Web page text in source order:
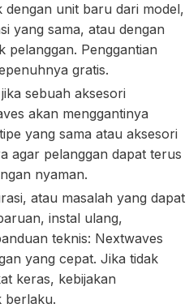
dengan unit baru dari model,
yang sama, atau dengan
pelanggan. Penggantian
gratis.
sebuah aksesori
akan menggantinya
yang sama atau aksesori
agar pelanggan dapat terus
nyaman.
atau masalah yang dapat
instal ulang,
teknis: Nextwaves
yang cepat. Jika tidak
keras, kebijakan
berlaku.